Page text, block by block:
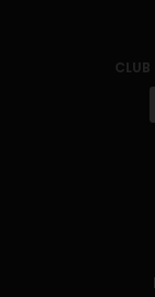
CLUB